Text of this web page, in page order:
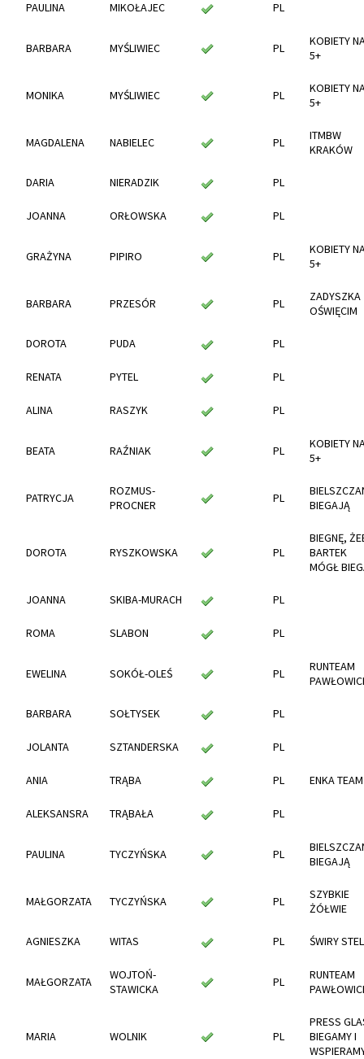
PAULINA MIKOŁAJEC PL
BARBARA MYŚLIWIEC PL
KOBIETY
5+
MONIKA MYŚLIWIEC PL
KOBIETY
5+
MAGDALENA NABIELEC PL
ITMBW
KRAKÓW
DARIA NIERADZIK PL
JOANNA ORŁOWSKA PL
GRAŻYNA PIPIRO PL
KOBIETY
5+
BARBARA PRZESÓR PL
ZADYSZKA
OŚWIĘCIM
DOROTA PUDA PL
RENATA PYTEL PL
ALINA RASZYK PL
BEATA RAŹNIAK PL
KOBIETY
5+
PATRYCJA
ROZMUS-
PROCNER
PL
BIEGAJĄ
DOROTA RYSZKOWSKA PL
BIEGNĘ,
BARTEK
MÓGŁ
JOANNA SKIBA-MURACH PL
ROMA SLABON PL
EWELINA SOKÓŁ-OLEŚ PL
RUNTEAM
BARBARA SOŁTYSEK PL
JOLANTA SZTANDERSKA PL
ANIA TRĄBA PL ENKA TEAM
ALEKSANSRA TRĄBAŁA PL
PAULINA TYCZYŃSKA PL
BIEGAJĄ
MAŁGORZATA TYCZYŃSKA PL
SZYBKIE
ŻÓŁWIE
AGNIESZKA WITAS PL ŚWIRY
MAŁGORZATA
WOJTOŃ-
STAWICKA
PL
RUNTEAM
MARIA WOLNIK PL
PRESS
BIEGAMY I